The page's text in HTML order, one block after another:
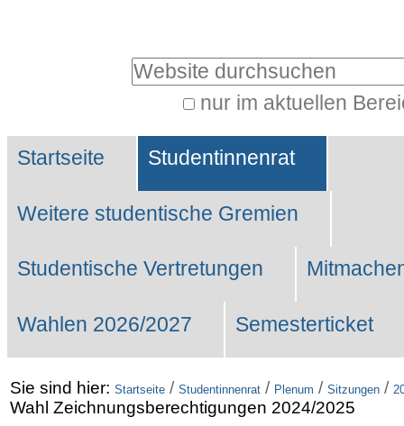
Website durchsuchen
nur im aktuellen
Suche…
Sektionen
Startseite Studentinnenrat
Weitere studentische Gremien
Studentische Vertretungen
Wahlen 2026/2027 Semesterticket
Sie sind hier: Startseite / Studentinnenrat / Plenum / Sitzungen /
Wahl Zeichnungsberechtigungen 2024/2025